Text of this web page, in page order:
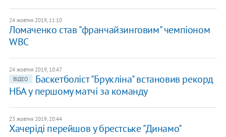
24 жовтня 2019, 11:10
Ломаченко став "франчайзинговим" чемпіоном
WBC
24 жовтня 2019, 10:47
ВІДЕО
Баскетболіст "Брукліна" встановив рекорд
НБА у першому матчі за команду
23 жовтня 2019, 20:44
Хачеріді перейшов у брестське "Динамо"